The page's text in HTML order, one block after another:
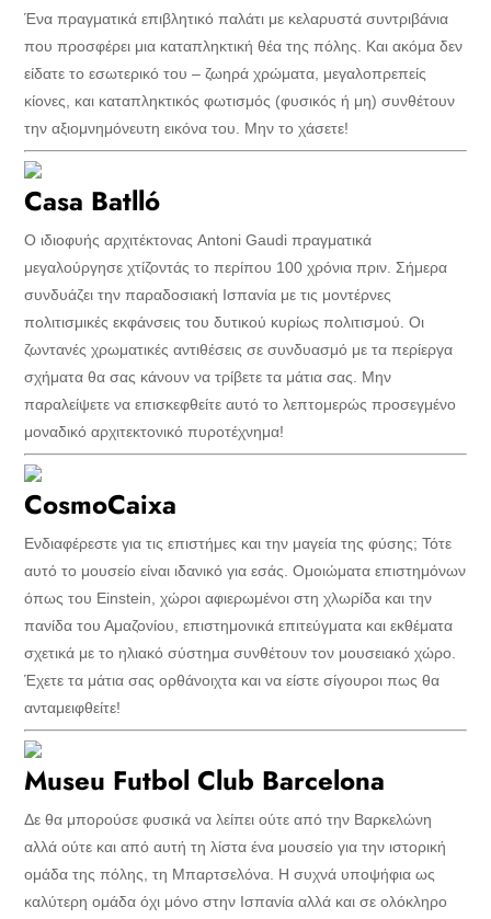
Ένα πραγματικά επιβλητικό παλάτι με κελαρυστά συντριβάνια
που προσφέρει μια καταπληκτική θέα της πόλης. Και ακόμα δεν
είδατε το εσωτερικό του – ζωηρά χρώματα, μεγαλοπρεπείς
κίονες, και καταπληκτικός φωτισμός (φυσικός ή μη) συνθέτουν
την αξιομνημόνευτη εικόνα του. Μην το χάσετε!
Casa Batlló
Ο ιδιοφυής αρχιτέκτονας Antoni Gaudi πραγματικά
μεγαλούργησε χτίζοντάς το περίπου 100 χρόνια πριν. Σήμερα
συνδυάζει την παραδοσιακή Ισπανία με τις μοντέρνες
πολιτισμικές εκφάνσεις του δυτικού κυρίως πολιτισμού. Οι
ζωντανές χρωματικές αντιθέσεις σε συνδυασμό με τα περίεργα
σχήματα θα σας κάνουν να τρίβετε τα μάτια σας. Μην
παραλείψετε να επισκεφθείτε αυτό το λεπτομερώς προσεγμένο
μοναδικό αρχιτεκτονικό πυροτέχνημα!
CosmoCaixa
Ενδιαφέρεστε για τις επιστήμες και την μαγεία της φύσης; Τότε
αυτό το μουσείο είναι ιδανικό για εσάς. Ομοιώματα επιστημόνων
όπως του Einstein, χώροι αφιερωμένοι στη χλωρίδα και την
πανίδα του Αμαζονίου, επιστημονικά επιτεύγματα και εκθέματα
σχετικά με το ηλιακό σύστημα συνθέτουν τον μουσειακό χώρο.
Έχετε τα μάτια σας ορθάνοιχτα και να είστε σίγουροι πως θα
ανταμειφθείτε!
Museu Futbol Club Barcelona
Δε θα μπορούσε φυσικά να λείπει ούτε από την Βαρκελώνη
αλλά ούτε και από αυτή τη λίστα ένα μουσείο για την ιστορική
ομάδα της πόλης, τη Μπαρτσελόνα. Η συχνά υποψήφια ως
καλύτερη ομάδα όχι μόνο στην Ισπανία αλλά και σε ολόκληρο